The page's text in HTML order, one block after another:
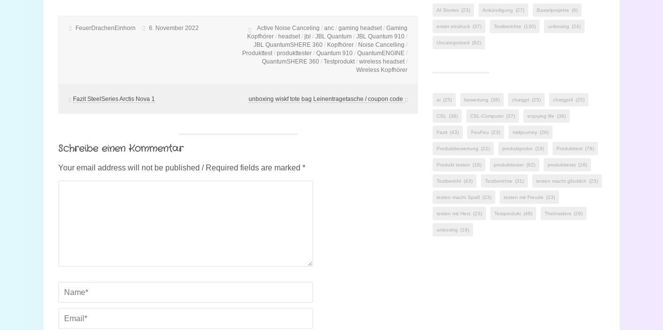
FeuerDrachenEinhorn 6. November 2022 Active Noise Canceling / anc / gaming headset / Gaming
Kopfhörer / headset / jbl / JBL Quantum / JBL Quantum 910 /
JBL QuantumSHERE 360 / Kopfhörer / Noise Cancelling /
Produkttest / produkttester / Quantum 910 / QuantumENGINE /
QuantumSHERE 360 / Testprodukt / wireless headset /
Wireless Kopfhörer
Fazit SteelSeries Arctis Nova 1 unboxing wiskf tote bag Leinentragetasche / coupon code
Schreibe einen Kommentar
Your email address will not be published / Required fields are marked *
AI Stories (23) Ankündigung (27) Bastelprojekte (6)
erster eindruck (37) Testberichte (130) unboxing (24)
Uncategorized (92)
ai (25) bewertung (38) chatgpt (25) chatgpt4 (25)
CSL (38) CSL-Computer (37) enjoying life (36)
Fazit (43) FeuFeu (23) midjourney (26)
Produktbewertung (22) produktprobe (19) Produkttest (79)
Produkt testen (18) produkttester (82) produkttests (18)
Testbericht (43) Testberichte (31) testen macht glücklich (23)
testen macht Spaß (23) testen mit Freude (23)
testen mit Herz (23) Testprodukt (48) TheInsiders (29)
unboxing (19)